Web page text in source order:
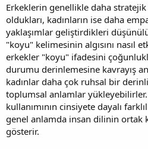
Erkeklerin genellikle daha stratejik
oldukları, kadınların ise daha
yaklaşımlar geliştirdikleri
"koyu" kelimesinin algısını nasıl
erkekler "koyu" ifadesini
durumu derinlemesine kavrayış
kadınlar daha çok ruhsal bir
toplumsal anlamlar
kullanımının cinsiyete dayalı
genel anlamda insan dilinin ortak
gösterir.